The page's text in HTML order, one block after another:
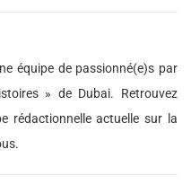
équipe de passionné(e)s par
» de Dubai. Retrouvez
rédactionnelle actuelle sur la